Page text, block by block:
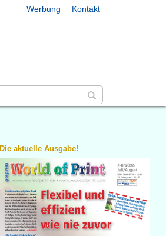
Werbung Kontakt
Die aktuelle Ausgabe!